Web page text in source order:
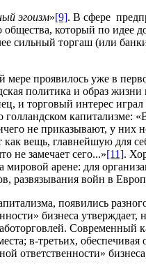
эгоизм»[9]. В сфере
который по идее
сильный торгаш (или
мере проявилось уже в
политика и образ жизни
и торговый интерес играл
голландском капитализме:
не приказывают, у них
как вещь, главнейшую для
не замечает сего...»[11].
арене: для
, развязывания войн в
появились
бизнеса утверждает,
Современный
в-третьих, обеспечивая
ответственности»